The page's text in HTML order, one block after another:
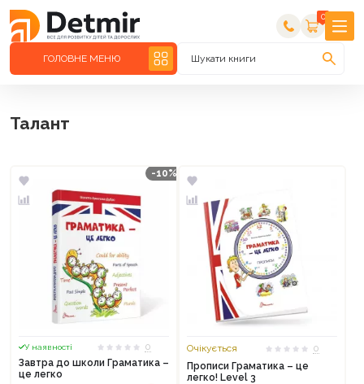
0
ГОЛОВНЕ МЕНЮ Шукати книги
Талант
-10%
У наявності
0
Завтра до школи Граматика –
це легко
Очікується
0
Прописи Граматика – це
легко! Level 3